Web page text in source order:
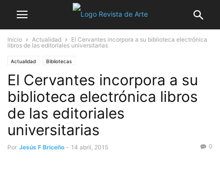
Inicio Actualidad
El Cervantes incorpora a su biblioteca electrónica
libros de las editoriales universitarias
Actualidad Bibliotecas
El Cervantes incorpora a su
biblioteca electrónica libros
de las editoriales
universitarias
Por Jesús F Briceño - 14 abril, 2015 0